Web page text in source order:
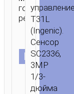
гостиной,
ресторана.
ЦВЕТ
T31L
(Ingenic).
Сенсор
SC2336,
3MP
1/3-
дюйма